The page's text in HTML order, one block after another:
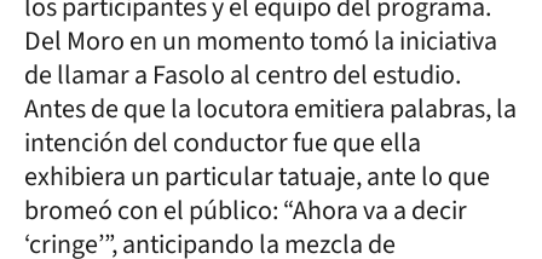
Del Moro en un momento tomó la iniciativa
de llamar a Fasolo al centro del estudio.
Antes de que la locutora emitiera palabras, la
intención del conductor fue que ella
exhibiera un particular tatuaje, ante lo que
bromeó con el público: “Ahora va a decir
‘cringe’”, anticipando la mezcla de